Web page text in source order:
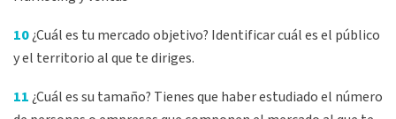
10¿Cuál es tu mercado objetivo? Identificar cuál es el público
y el territorio al que te diriges.
11¿Cuál es su tamaño? Tienes que haber estudiado el número